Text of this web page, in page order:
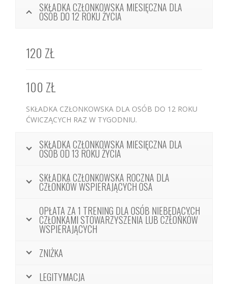
SKŁADKA CZŁONKOWSKA MIESIĘCZNA DLA
OSÓB DO 12 ROKU ŻYCIA
120 ZŁ
100 ZŁ
SKŁADKA CZŁONKOWSKA DLA OSÓB DO 12 ROKU
ĆWICZĄCYCH RAZ W TYGODNIU.
SKŁADKA CZŁONKOWSKA MIESIĘCZNA DLA
OSÓB OD 13 ROKU ŻYCIA
SKŁADKA CZŁONKOWSKA ROCZNA DLA
CZŁONKÓW WSPIERAJĄCYCH OSA
OPŁATA ZA 1 TRENING DLA OSÓB NIEBĘDĄCYCH
CZŁONKAMI STOWARZYSZENIA LUB CZŁONKÓW
WSPIERAJĄCYCH
ZNIŻKA
LEGITYMACJA